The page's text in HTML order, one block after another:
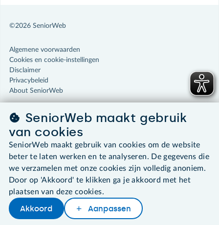
Later lezenDelen
©2026 SeniorWeb
Algemene voorwaarden
Cookies en cookie-instellingen
Disclaimer
Privacybeleid
About SeniorWeb
SeniorWeb maakt gebruik
van cookies
SeniorWeb maakt gebruik van cookies om de website
beter te laten werken en te analyseren. De gegevens die
we verzamelen met onze cookies zijn volledig anoniem.
Door op 'Akkoord' te klikken ga je akkoord met het
plaatsen van deze cookies.
Akkoord Aanpassen